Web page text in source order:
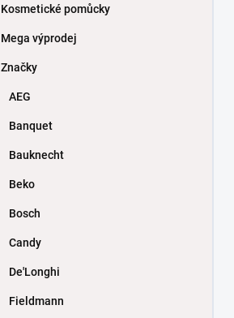
Kosmetické pomůcky
Mega výprodej
Značky
AEG
Banquet
Bauknecht
Beko
Bosch
Candy
De'Longhi
Fieldmann